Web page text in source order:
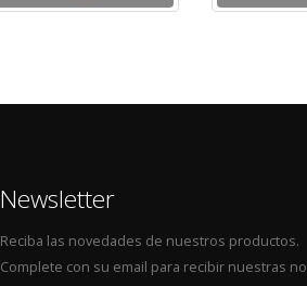
Newsletter
Reciba las novedades de nuestros productos.
Complete con su email para recibir nuestras